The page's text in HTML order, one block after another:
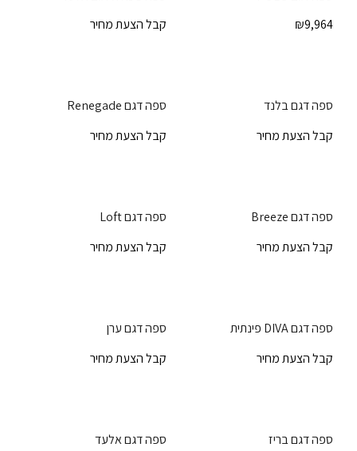
₪9,964
קבל הצעת מחיר
ספה דגם בלנד
קבל הצעת מחיר
ספה דגם Renegade
קבל הצעת מחיר
ספה דגם Breeze
קבל הצעת מחיר
ספה דגם Loft
קבל הצעת מחיר
ספה דגם DIVA פינתית
קבל הצעת מחיר
ספה דגם ערן
קבל הצעת מחיר
ספה דגם בריז
ספה דגם אלעד